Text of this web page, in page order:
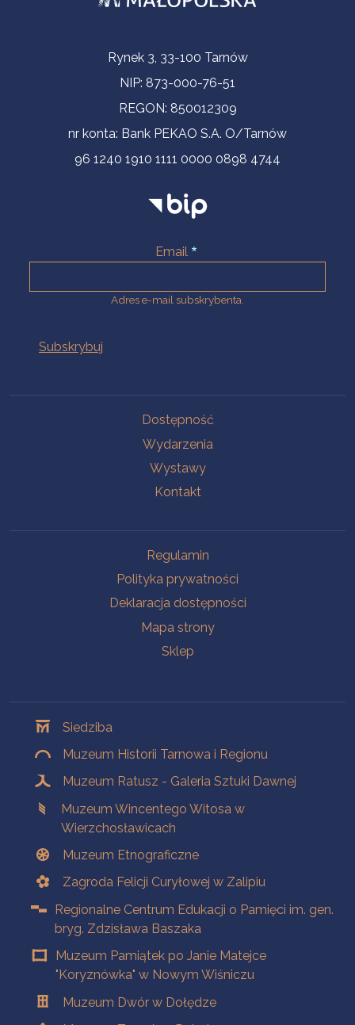
Informacje kontaktoweRynek 3, 33-100 Tarnów
NIP: 873-000-76-51
REGON: 850012309
nr konta: Bank PEKAO S.A. O/Tarnów
96 1240 1910 1111 0000 0898 4744
Email
Adres e-mail subskrybenta.
Dostępność
Wydarzenia
Wystawy
Kontakt
Regulamin
Polityka prywatności
Deklaracja dostępności
Mapa strony
Sklep
Siedziba
Muzeum Historii Tarnowa i Regionu
Muzeum Ratusz - Galeria Sztuki Dawnej
Muzeum Wincentego Witosa w
Wierzchosławicach
Muzeum Etnograficzne
Zagroda Felicji Curyłowej w Zalipiu
Regionalne Centrum Edukacji o Pamięci im. gen.
bryg. Zdzisława Baszaka
Muzeum Pamiątek po Janie Matejce
"Koryznówka" w Nowym Wiśniczu
Muzeum Dwór w Dołędze